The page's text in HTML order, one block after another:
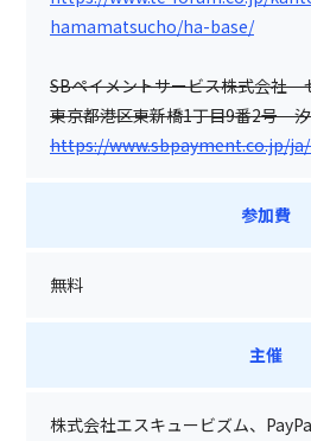
hamamatsucho/ha-base/
SBペイメントサービス株式会社
東京都港区東新橋1丁目9番2号
https://www.sbpayment.co.jp/
参加費
無料
主催
株式会社エスキュービズム、